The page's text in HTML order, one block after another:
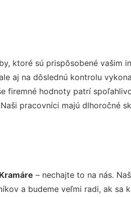
ktoré sú prispôsobené vašim
aj na dôslednú kontrolu
firemné hodnoty patrí
pracovníci majú dlhoročné
– nechajte to na nás.
a budeme veľmi radi, ak sa